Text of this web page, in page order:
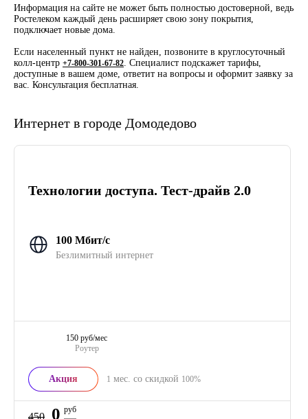
Информация на сайте не может быть полностью достоверной, ведь
Ростелеком каждый день расширяет свою зону покрытия,
подключает новые дома.
Если населенный пункт не найден, позвоните в круглосуточный
колл-центр +7-800-301-67-82. Специалист подскажет тарифы,
доступные в вашем доме, ответит на вопросы и оформит заявку за
вас. Консультация бесплатная.
Интернет в городе Домодедово
Технологии доступа. Тест-драйв 2.0
100 Мбит/с
Безлимитный интернет
Роутер
150 руб/мес
Акция 1 мес. со скидкой 100%
450 0 руб